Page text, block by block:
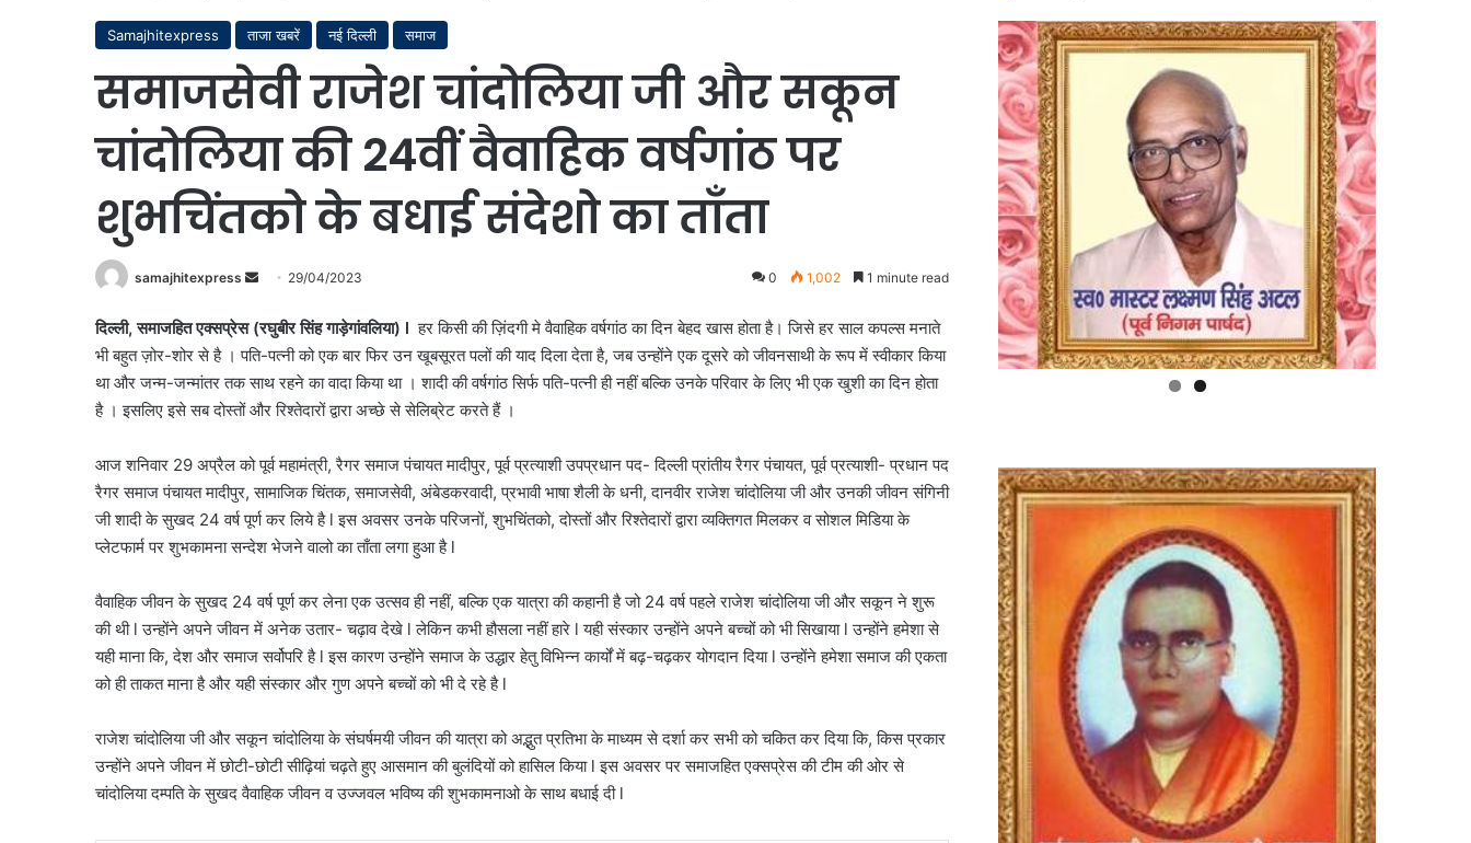
Samajhitexpress ताजा खबरें नई दिल्ली समाज
समाजसेवी राजेश चांदोलिया जी और सकून
चांदोलिया की 24वीं वैवाहिक वर्षगांठ पर
शुभचिंतको के बधाई संदेशो का ताँता
samajhitexpress
Send
email
29/04/2023 0 1,002 1 minute read
दिल्ली,समाजहित एक्सप्रेस (रघुबीर सिंह गाड़ेगांवलिया) l हर किसी की ज़िंदगी मे वैवाहिक वर्षगांठ का दिन बेहद खास होता है। जिसे हर साल कपल्स मनाते
भी बहुत ज़ोर-शोर से है । पति-पत्नी को एक बार फिर उन खूबसूरत पलों की याद दिला देता है, जब उन्होंने एक दूसरे को जीवनसाथी के रूप में स्वीकार किया
था और जन्म-जन्मांतर तक साथ रहने का वादा किया था । शादी की वर्षगांठ सिर्फ पति-पत्नी ही नहीं बल्कि उनके परिवार के लिए भी एक खुशी का दिन होता
है । इसलिए इसे सब दोस्तों और रिश्तेदारों द्वारा अच्छे से सेलिब्रेट करते हैं ।
आज शनिवार 29 अप्रैल को पूर्व महामंत्री, रैगर समाज पंचायत मादीपुर, पूर्व प्रत्याशी उपप्रधान पद- दिल्ली प्रांतीय रैगर पंचायत, पूर्व प्रत्याशी- प्रधान पद
रैगर समाज पंचायत मादीपुर, सामाजिक चिंतक, समाजसेवी, अंबेडकरवादी, प्रभावी भाषा शैली के धनी, दानवीर राजेश चांदोलिया जी और उनकी जीवन संगिनी
जी शादी के सुखद 24 वर्ष पूर्ण कर लिये है l इस अवसर उनके परिजनों, शुभचिंतको, दोस्तों और रिश्तेदारों द्वारा व्यक्तिगत मिलकर व सोशल मिडिया के
प्लेटफार्म पर शुभकामना सन्देश भेजने वालो का ताँता लगा हुआ है l
वैवाहिक जीवन के सुखद 24 वर्ष पूर्ण कर लेना एक उत्सव ही नहीं, बल्कि एक यात्रा की कहानी है जो 24 वर्ष पहले राजेश चांदोलिया जी और सकून ने शुरू
की थी l उन्होंने अपने जीवन में अनेक उतार- चढ़ाव देखे l लेकिन कभी हौसला नहीं हारे l यही संस्कार उन्होंने अपने बच्चों को भी सिखाया l उन्होंने हमेशा से
यही माना कि, देश और समाज सर्वोपरि है l इस कारण उन्होंने समाज के उद्धार हेतु विभिन्न कार्यों में बढ़-चढ़कर योगदान दिया l उन्होंने हमेशा समाज की एकता
को ही ताकत माना है और यही संस्कार और गुण अपने बच्चों को भी दे रहे है l
राजेश चांदोलिया जी और सकून चांदोलिया के संघर्षमयी जीवन की यात्रा को अद्भुत प्रतिभा के माध्यम से दर्शा कर सभी को चकित कर दिया कि, किस प्रकार
उन्होंने अपने जीवन में छोटी-छोटी सीढ़ियां चढ़ते हुए आसमान की बुलंदियों को हासिल किया l इस अवसर पर समाजहित एक्सप्रेस की टीम की ओर से
चांदोलिया दम्पति के सुखद वैवाहिक जीवन व उज्जवल भविष्य की शुभकामनाओ के साथ बधाई दी l